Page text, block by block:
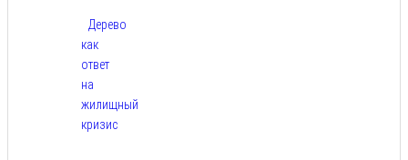
Дерево
как
ответ
на
жилищный
кризис